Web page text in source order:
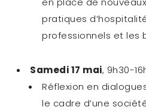
pratiques
professionnels et les
Samedi 17 mai, 9h30-
Réflexion en
le cadre d’une